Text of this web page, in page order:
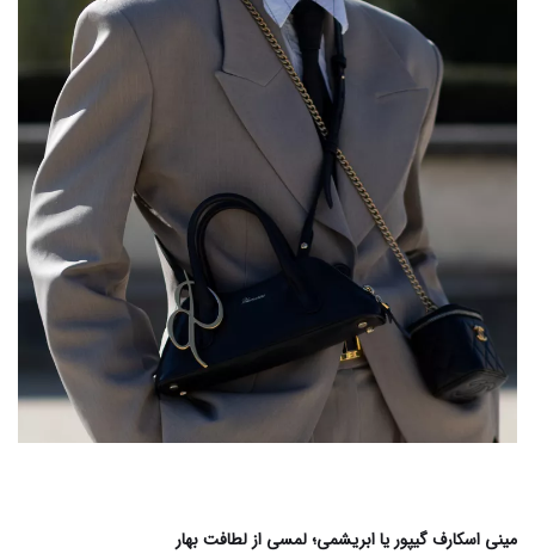
مینی اسکارف گیپور یا ابریشمی؛ لمسی از لطافت بهار